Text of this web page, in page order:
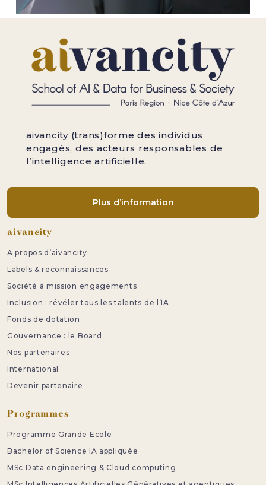
aivancity (trans)forme des individus
engagés, des acteurs responsables de
l’intelligence artificielle.
Plus d’information
Pied de page
aivancity
A propos d’aivancity
Labels & reconnaissances
Société à mission engagements
Inclusion : révéler tous les talents de l’IA
Fonds de dotation
Gouvernance : le Board
Nos partenaires
International
Devenir partenaire
Programmes
Programme Grande Ecole
Bachelor of Science IA appliquée
MSc Data engineering & Cloud computing